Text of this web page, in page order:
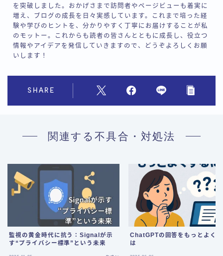
を突破しました。おかげさまで訪問者やページビューも着実に
増え、ブログの成長を日々実感しています。これまで培った経
験や学びのヒントを、分かりやすく丁寧にお届けすることが私
のモットー。これからも読者の皆さんとともに成長し、役立つ
情報やアイデアを発信していきますので、どうぞよろしくお願
いします！
SHARE
関連する不具合・対処法
監視の黄金時代に抗う：Signalが示
す“プライバシー標準”という未来
ChatGPTの回答をもっとよく
は